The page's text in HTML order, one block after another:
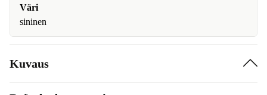
Väri
sininen
Kuvaus